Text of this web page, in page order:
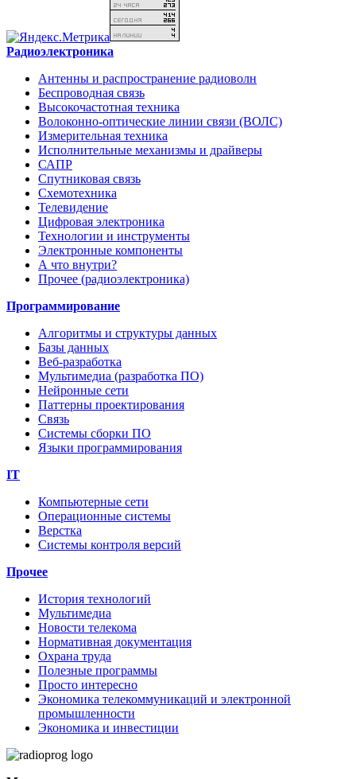
Радиоэлектроника
Антенны и распространение радиоволн
Беспроводная связь
Высокочастотная техника
Волоконно-оптические линии связи (ВОЛС)
Измерительная техника
Исполнительные механизмы и драйверы
САПР
Спутниковая связь
Схемотехника
Телевидение
Цифровая электроника
Технологии и инструменты
Электронные компоненты
А что внутри?
Прочее (радиоэлектроника)
Программирование
Алгоритмы и структуры данных
Базы данных
Веб-разработка
Мультимедиа (разработка ПО)
Нейронные сети
Паттерны проектирования
Связь
Системы сборки ПО
Языки программирования
IT
Компьютерные сети
Операционные системы
Верстка
Системы контроля версий
Прочее
История технологий
Мультимедиа
Новости телекома
Нормативная документация
Охрана труда
Полезные программы
Просто интересно
Экономика телекоммуникаций и электронной
промышленности
Экономика и инвестиции